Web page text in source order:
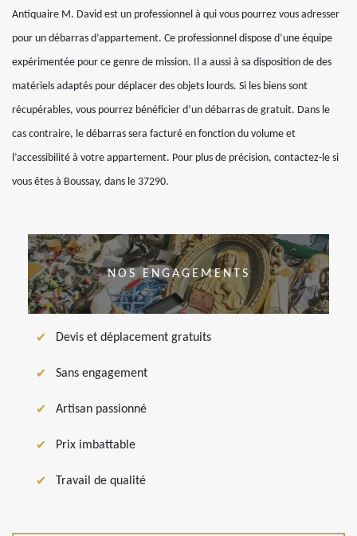
Antiquaire M. David est un professionnel à qui vous pourrez vous adresser
pour un débarras d’appartement. Ce professionnel dispose d’une équipe
expérimentée pour ce genre de mission. Il a aussi à sa disposition de des
matériels adaptés pour déplacer des objets lourds. Si les biens sont
récupérables, vous pourrez bénéficier d’un débarras de gratuit. Dans le
cas contraire, le débarras sera facturé en fonction du volume et
l’accessibilité à votre appartement. Pour plus de précision, contactez-le si
vous êtes à Boussay, dans le 37290.
NOS ENGAGEMENTS
Devis et déplacement gratuits
Sans engagement
Artisan passionné
Prix imbattable
Travail de qualité